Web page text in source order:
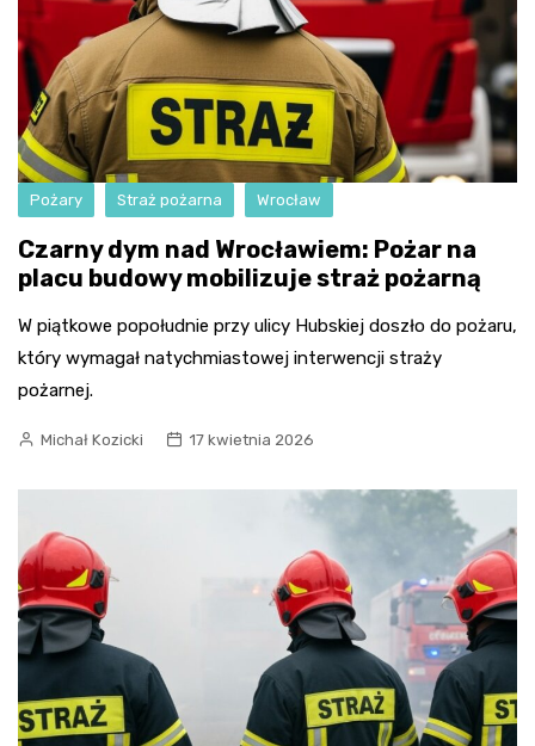
Pożary Straż pożarna Wrocław
Czarny dym nad Wrocławiem: Pożar na
placu budowy mobilizuje straż pożarną
W piątkowe popołudnie przy ulicy Hubskiej doszło do pożaru,
który wymagał natychmiastowej interwencji straży
pożarnej.
Michał Kozicki 17 kwietnia 2026